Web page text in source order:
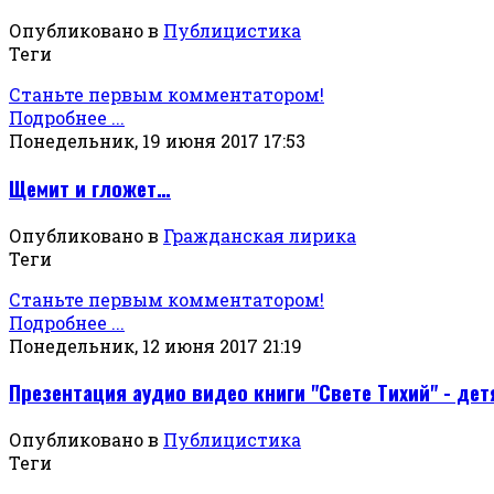
Опубликовано в Публицистика
Теги
Станьте первым комментатором!
Подробнее ...
Понедельник, 19 июня 2017 17:53
Щемит и гложет…
Опубликовано в Гражданская лирика
Теги
Станьте первым комментатором!
Подробнее ...
Понедельник, 12 июня 2017 21:19
Презентация аудио видео книги "Свете Тихий" -
Опубликовано в Публицистика
Теги